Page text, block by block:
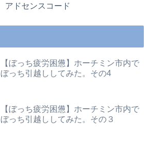
アドセンスコード
【ぼっち疲労困憊】ホーチミン市内で
ぼっち引越ししてみた。その4
【ぼっち疲労困憊】ホーチミン市内で
ぼっち引越ししてみた。その３